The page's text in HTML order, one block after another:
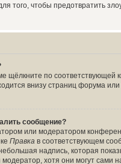
того, чтобы предотвратить
щёлкните по соответствующей
внизу страниц форума
сообщение?
или модератором
Правка в соответствующем
надпись, которая
хотя они могут сами